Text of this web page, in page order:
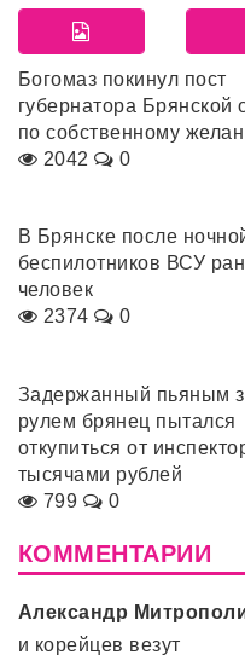
Богомаз покинул пост
губернатора Брянской
по собственному
2042
0
В Брянске после
беспилотников ВСУ
человек
2374
0
Задержанный пьяным
рулем брянец пытался
откупиться от
тысячами рублей
799
0
КОММЕНТАРИИ
Александр
и корейцев везут